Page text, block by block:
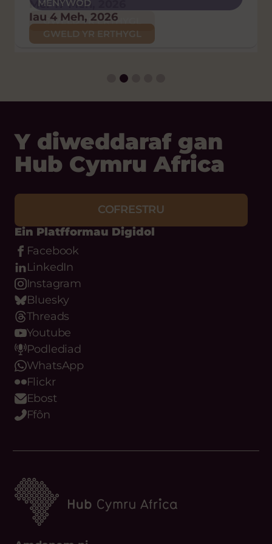
Mer 17 Meh, 2026
GWELD YR ERTHYGL
MENYWOD
Iau 4 Meh, 2026
GWELD YR ERTHYGL
Iau 26 Chw, 2026
GWELD YR ERTHYGL
POLISI AC YMGYRCHOEDD
Iau 29 Ion, 2026
GWELD YR ERTHYGL
Y diweddaraf gan
Hub Cymru Africa
Ein Platfformau Digidol
Facebook
LinkedIn
Instagram
Bluesky
Threads
Youtube
Podlediad
WhatsApp
Flickr
Ebost